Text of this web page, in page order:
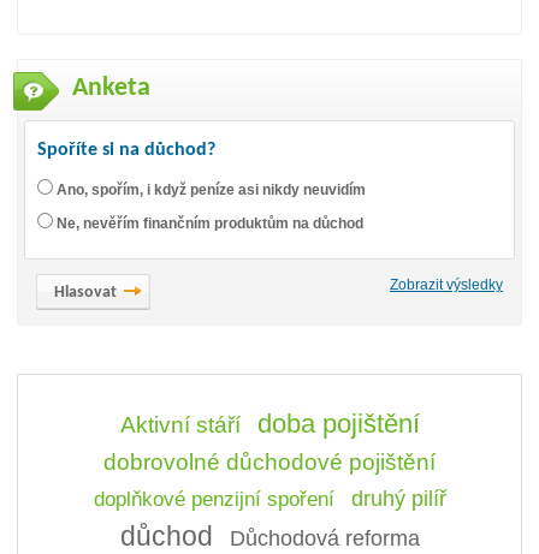
Anketa
Spoříte si na důchod?
Ano, spořím, i když peníze asi nikdy neuvidím
Ne, nevěřím finančním produktům na důchod
Zobrazit výsledky
Aktivní stáří doba pojištění
dobrovolné důchodové pojištění
doplňkové penzijní spoření druhý pilíř
důchod Důchodová reforma